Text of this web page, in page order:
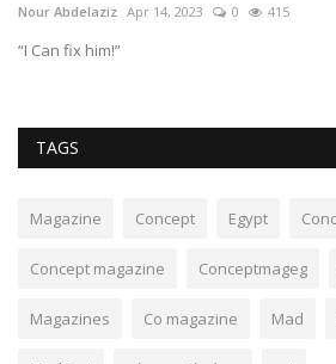
Nour Abdelaziz Apr 14, 2023 0 415
“I Can fix him!”
TAGS
Magazine Concept Egypt
Concept magazine Conceptmageg
Magazines Co magazine Mad